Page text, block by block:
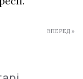
ВПЕРЕД »